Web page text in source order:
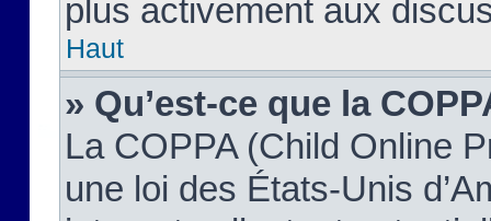
plus activement aux
Haut
» Qu’est-ce que la
La COPPA (Child Online
une loi des États-Unis